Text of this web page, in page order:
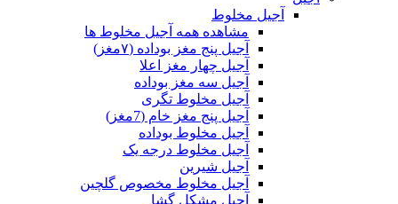
آجیل مخلوط
مشاهده همه آجیل مخلوط ها
آجیل پنج مغز بوداده (۷مغز)
آجیل چهار مغز اعلا
آجیل سه مغز بوداده
آجیل مخلوط تگری
آجیل پنج مغز خام (7مغز)
آجیل مخلوط بوداده
آجیل مخلوط درجه یک
آجیل شیرین
آجیل مخلوط مخصوص گلچین
آجیل مشکل گشا